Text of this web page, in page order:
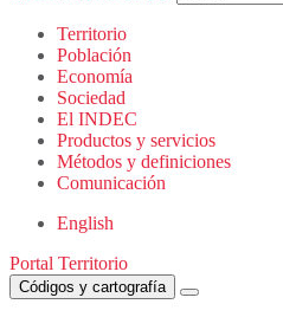
Territorio
Población
Economía
Sociedad
El INDEC
Productos y servicios
Métodos y definiciones
Comunicación
English
Portal Territorio
Códigos y cartografía